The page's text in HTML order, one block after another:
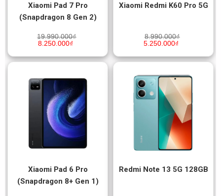
Xiaomi Pad 7 Pro
(Snapdragon 8 Gen 2)
19.990.000₫
8.250.000₫
Xiaomi Redmi K60 Pro 5G
8.990.000₫
5.250.000₫
Xiaomi Pad 6 Pro
(Snapdragon 8+ Gen 1)
Redmi Note 13 5G 128GB